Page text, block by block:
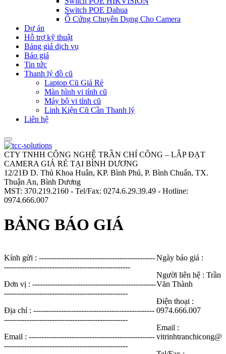
Switch POE Dahua
Ổ Cứng Chuyên Dụng Cho Camera
Dự án
Hỗ trợ kỹ thuật
Bảng giá dịch vụ
Báo giá
Tin tức
Thanh lý đồ cũ
Laptop Cũ Giá Rẻ
Màn hình vi tính cũ
Máy bộ vi tính cũ
Linh Kiện Cũ Cần Thanh lý
Liên hệ
CTY TNHH CÔNG NGHỆ TRẦN CHÍ CÔNG – LẮP ĐẠT
CAMERA GIÁ RẺ TẠI BÌNH DƯƠNG
12/21Đ D. Thủ Khoa Huân, KP. Bình Phú, P. Bình Chuẩn, TX.
Thuận An, Bình Dương
MST: 370.219.2160 - Tel/Fax: 0274.6.29.39.49 - Hotline:
0974.666.007
BẢNG BÁO GIÁ
Kính gửi : ----------------------------------------------
--------------------------------------------------
Đơn vị : -------------------------------------------------
-------------------------------------------------
Địa chỉ : ------------------------------------------------
-------------------------------------------------
Email : --------------------------------------------------
-------------------------------------------------
Ngày báo giá :
Người liên hệ : Trần
Văn Thành
Điện thoại :
0974.666.007
Email :